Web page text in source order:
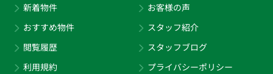
新着物件
おすすめ物件
閲覧履歴
利用規約
お客様の声
スタッフ紹介
スタッフブログ
プライバシーポリシー